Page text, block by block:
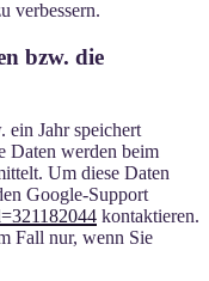
verbessern.
bzw. die
ein Jahr speichert
Daten werden beim
Um diese Daten
Google-Support
kontaktieren.
Fall nur, wenn Sie